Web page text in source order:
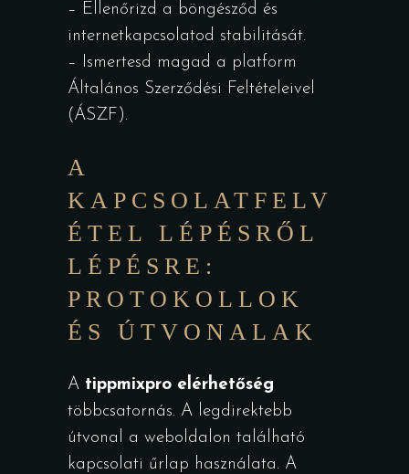
– Ellenőrizd a böngésződ és
internetkapcsolatod stabilitását.
– Ismertesd magad a platform
Általános Szerződési Feltételeivel
(ÁSZF).
A
KAPCSOLATFELV
ÉTEL LÉPÉSRŐL
LÉPÉSRE:
PROTOKOLLOK
ÉS ÚTVONALAK
A tippmixpro elérhetőség
többcsatornás. A legdirektebb
útvonal a weboldalon található
kapcsolati űrlap használata. A